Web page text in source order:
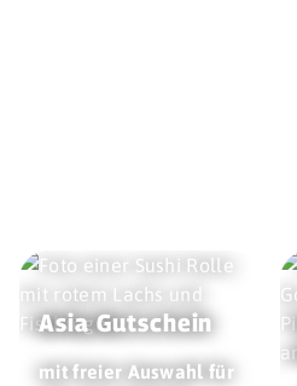
Asia Gutschein
mit freier Auswahl für